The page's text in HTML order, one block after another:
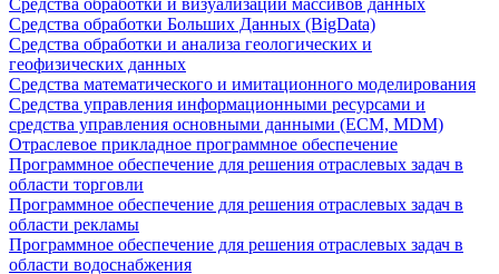
Средства обработки и визуализации массивов данных
Средства обработки Больших Данных (BigData)
Средства обработки и анализа геологических и
геофизических данных
Средства математического и имитационного моделирования
Средства управления информационными ресурсами и
средства управления основными данными (ECM, MDM)
Отраслевое прикладное программное обеспечение
Программное обеспечение для решения отраслевых задач в
области торговли
Программное обеспечение для решения отраслевых задач в
области рекламы
Программное обеспечение для решения отраслевых задач в
области водоснабжения